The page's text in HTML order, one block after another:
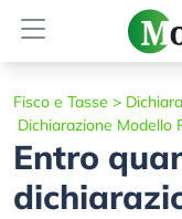
Fisco e Tasse >
Dichiarazione Modello
Entro